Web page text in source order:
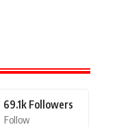
69.1k Followers
Follow